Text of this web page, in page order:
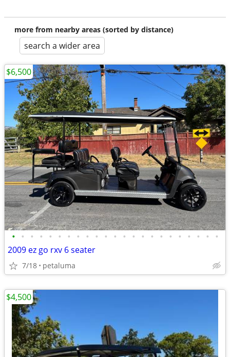
more from nearby areas (sorted by distance)
search a wider area
• • • • • • • • • • • • • • • • • • • • • • •
2009 ez go rxv 6 seater
7/18 petaluma
$6,500
$4,500